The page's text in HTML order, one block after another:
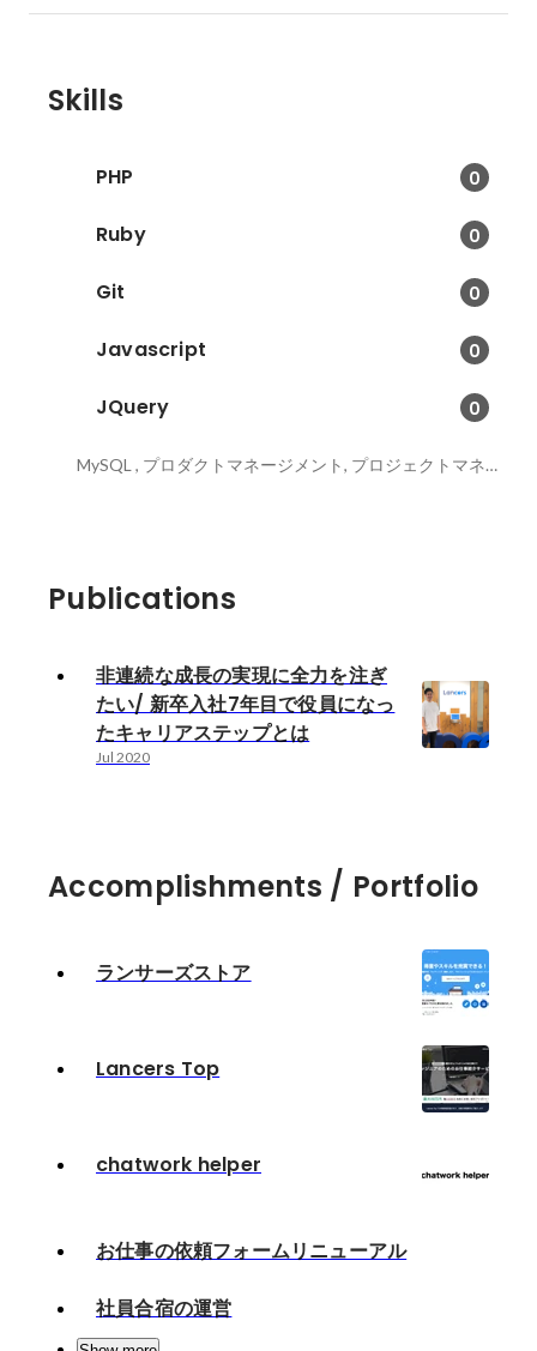
Skills
PHP 0
Ruby 0
Git 0
Javascript 0
JQuery 0
MySQL , プロダクトマネージメント, プロジェクトマネージメント
Publications
非連続な成長の実現に全力を注ぎ
たい/ 新卒入社7年目で役員になっ
たキャリアステップとは
Jul 2020
Accomplishments / Portfolio
ランサーズストア
Lancers Top
chatwork helper
お仕事の依頼フォームリニューアル
社員合宿の運営